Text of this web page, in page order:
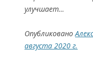
улучшает…
Опубликовано
августа 2020 г.